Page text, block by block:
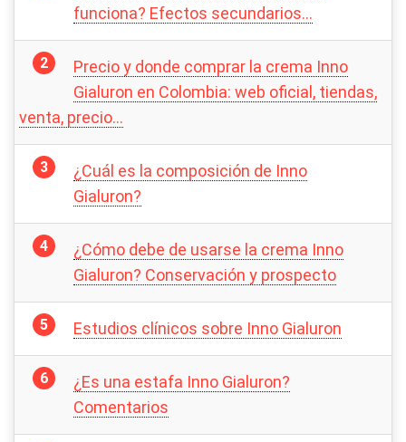
funciona? Efectos secundarios…
Precio y donde comprar la crema Inno
Gialuron en Colombia: web oficial, tiendas,
venta, precio…
¿Cuál es la composición de Inno
Gialuron?
¿Cómo debe de usarse la crema Inno
Gialuron? Conservación y prospecto
Estudios clínicos sobre Inno Gialuron
¿Es una estafa Inno Gialuron?
Comentarios